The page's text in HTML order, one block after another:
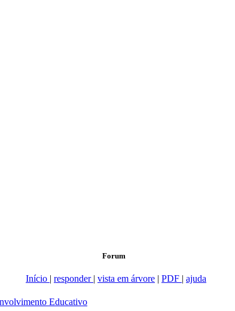
Forum
Início | responder | vista em árvore | PDF | ajuda
Educativo